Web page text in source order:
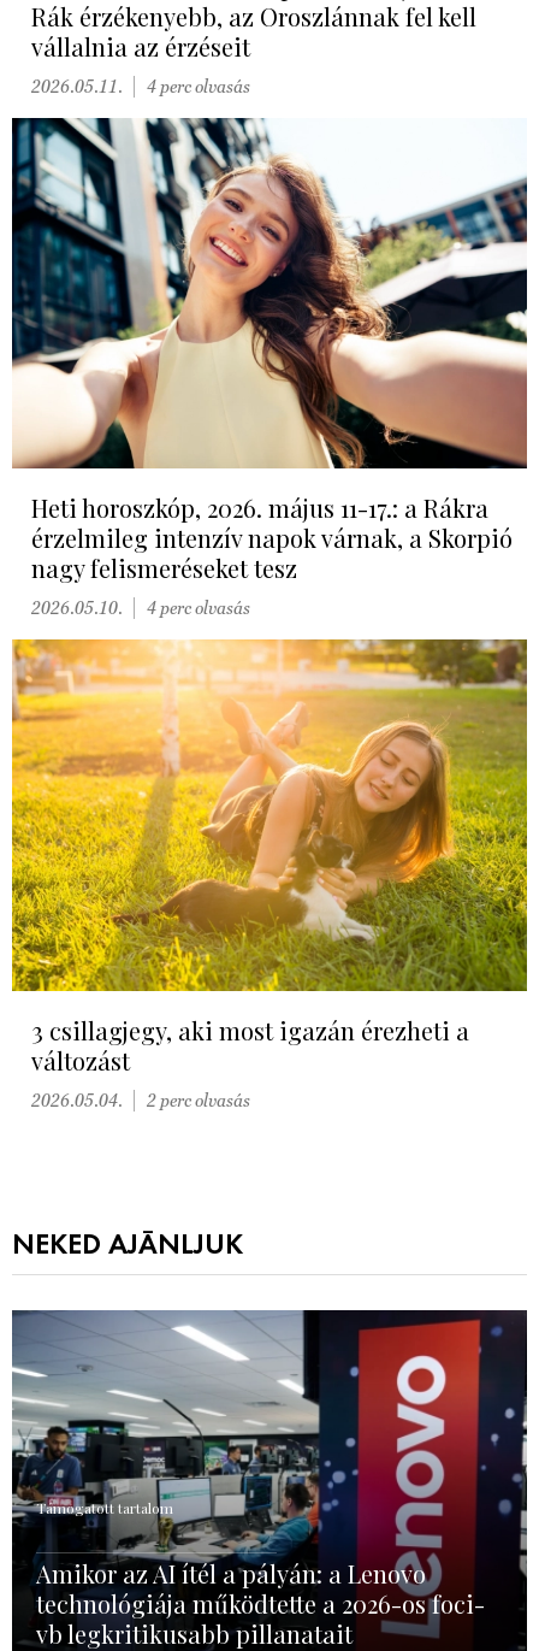
Rák érzékenyebb, az Oroszlánnak fel kell
vállalnia az érzéseit
2026.05.11. 4 perc olvasás
Heti horoszkóp, 2026. május 11-17.: a Rákra
érzelmileg intenzív napok várnak, a Skorpió
nagy felismeréseket tesz
2026.05.10. 4 perc olvasás
3 csillagjegy, aki most igazán érezheti a
változást
2026.05.04. 2 perc olvasás
NEKED AJÁNLJUK
Támogatott tartalom
Amikor az AI ítél a pályán: a Lenovo
technológiája működtette a 2026-os foci-
vb legkritikusabb pillanatait